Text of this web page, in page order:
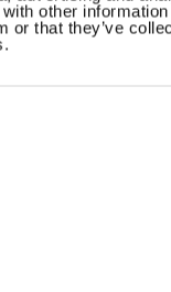
other information
or that they’ve